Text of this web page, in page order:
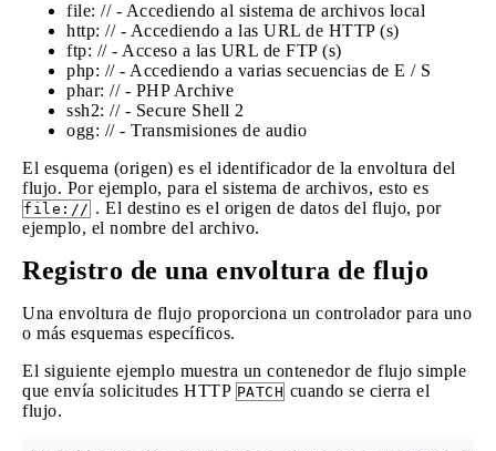
file: // - Accediendo al sistema de archivos local
http: // - Accediendo a las URL de HTTP (s)
ftp: // - Acceso a las URL de FTP (s)
php: // - Accediendo a varias secuencias de E / S
phar: // - PHP Archive
ssh2: // - Secure Shell 2
ogg: // - Transmisiones de audio
El esquema (origen) es el identificador de la envoltura del
flujo. Por ejemplo, para el sistema de archivos, esto es
file:// . El destino es el origen de datos del flujo, por
ejemplo, el nombre del archivo.
Registro de una envoltura de flujo
Una envoltura de flujo proporciona un controlador para uno
o más esquemas específicos.
El siguiente ejemplo muestra un contenedor de flujo simple
que envía solicitudes HTTP PATCH cuando se cierra el
flujo.